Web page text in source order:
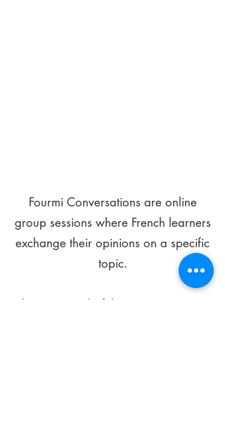
Fourmi Conversations are online
group sessions where French learners
exchange their opinions on a specific
topic.
The main goal of these meetings is to